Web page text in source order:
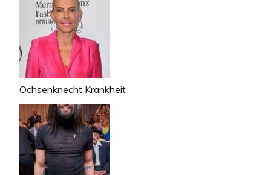
Ochsenknecht Krankheit